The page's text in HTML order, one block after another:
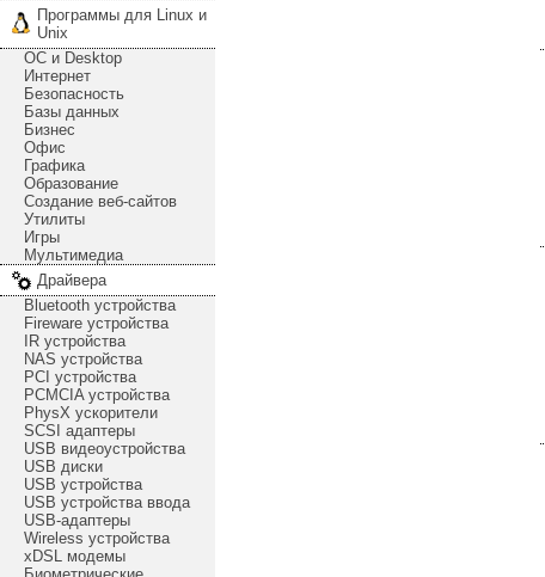
Программы для Linux и
Unix
ОС и Desktop
Интернет
Безопасность
Базы данных
Бизнес
Офис
Графика
Образование
Создание веб-сайтов
Утилиты
Игры
Мультимедиа
Драйвера
Bluetooth устройства
Fireware устройства
IR устройства
NAS устройства
PCI устройства
PCMCIA устройства
PhysX ускорители
SCSI адаптеры
USB видеоустройства
USB диски
USB устройства
USB устройства ввода
USB-адаптеры
Wireless устройства
xDSL модемы